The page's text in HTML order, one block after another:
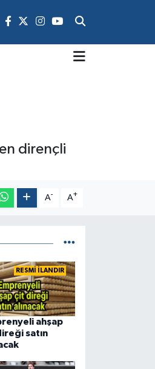
dirençli
A- A+
RESMİ İLANDIR
ahşap
satın